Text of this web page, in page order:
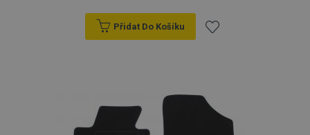
Přidat Do Košíku
oblíbeným